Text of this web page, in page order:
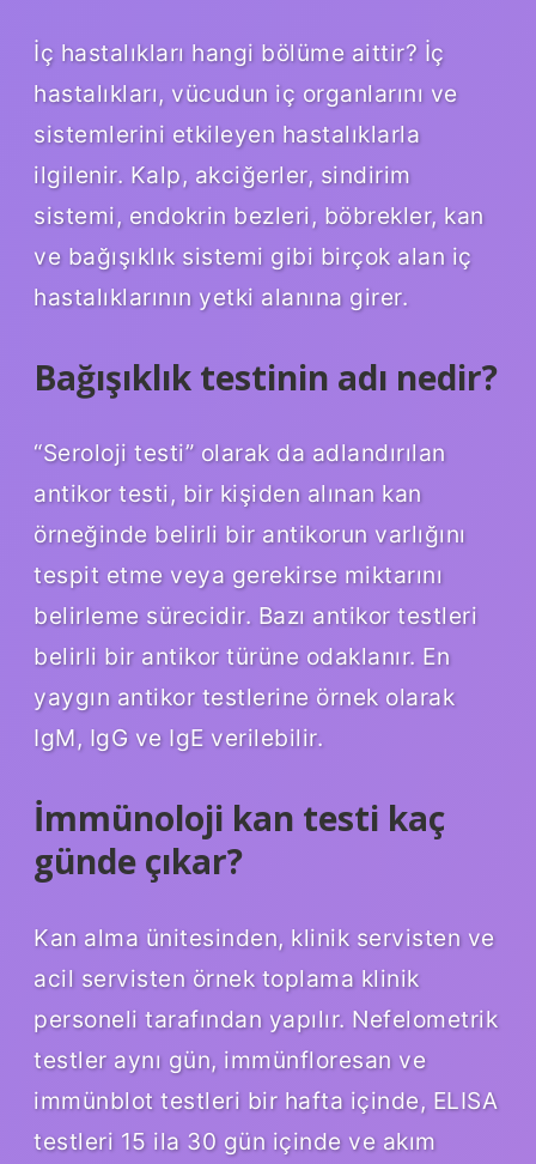
İç hastalıkları hangi bölüme aittir? İç
hastalıkları, vücudun iç organlarını ve
sistemlerini etkileyen hastalıklarla
ilgilenir. Kalp, akciğerler, sindirim
sistemi, endokrin bezleri, böbrekler, kan
ve bağışıklık sistemi gibi birçok alan iç
hastalıklarının yetki alanına girer.
Bağışıklık testinin adı nedir?
“Seroloji testi” olarak da adlandırılan
antikor testi, bir kişiden alınan kan
örneğinde belirli bir antikorun varlığını
tespit etme veya gerekirse miktarını
belirleme sürecidir. Bazı antikor testleri
belirli bir antikor türüne odaklanır. En
yaygın antikor testlerine örnek olarak
IgM, IgG ve IgE verilebilir.
İmmünoloji kan testi kaç
günde çıkar?
Kan alma ünitesinden, klinik servisten ve
acil servisten örnek toplama klinik
personeli tarafından yapılır. Nefelometrik
testler aynı gün, immünfloresan ve
immünblot testleri bir hafta içinde, ELISA
testleri 15 ila 30 gün içinde ve akım